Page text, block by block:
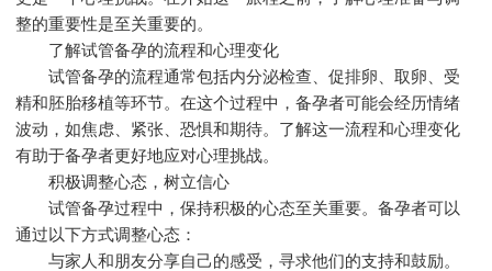
整的重要性是至关重要的。
了解试管备孕的流程和心理变化
试管备孕的流程通常包括内分泌检查、促排卵、取卵、受
精和胚胎移植等环节。在这个过程中，备孕者可能会经历情绪
波动，如焦虑、紧张、恐惧和期待。了解这一流程和心理变化
有助于备孕者更好地应对心理挑战。
积极调整心态，树立信心
试管备孕过程中，保持积极的心态至关重要。备孕者可以
通过以下方式调整心态：
与家人和朋友分享自己的感受，寻求他们的支持和鼓励。